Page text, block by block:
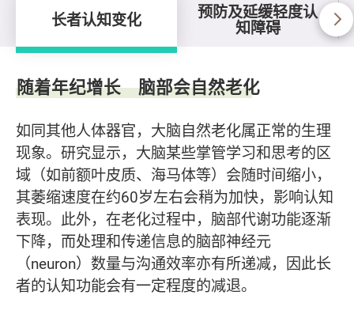
长者认知变化 预防及延缓轻度认
知障碍
长者认知变化
随着年纪增长 脑部会自然老化
如同其他人体器官，大脑自然老化属正常的生理
现象。研究显示，大脑某些掌管学习和思考的区
域（如前额叶皮质、海马体等）会随时间缩小，
其萎缩速度在约60岁左右会稍为加快，影响认知
表现。此外，在老化过程中，脑部代谢功能逐渐
下降，而处理和传递信息的脑部神经元
（neuron）数量与沟通效率亦有所递减，因此长
者的认知功能会有一定程度的减退。